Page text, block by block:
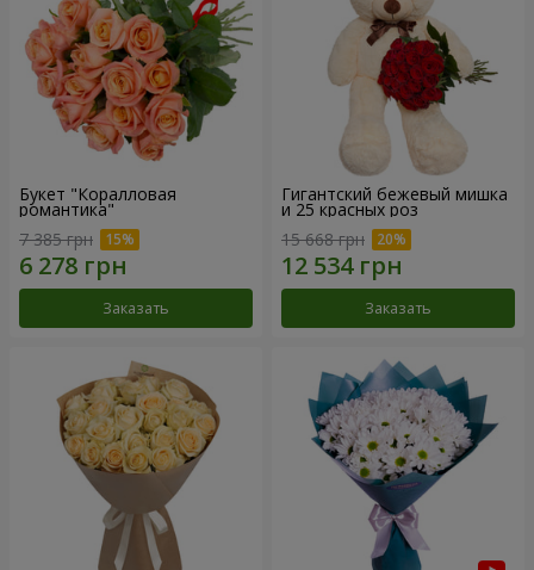
Букет "Коралловая
романтика"
7 385 грн
Заказать
Гигантский бежевый мишка
и 25 красных роз
15 668 грн
Заказать